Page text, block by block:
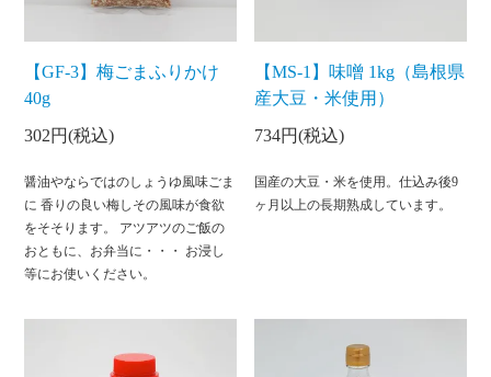
【GF-3】梅ごまふりかけ
40g
302円(税込)
醤油やならではのしょうゆ風味ごま
に 香りの良い梅しその風味が食欲
をそそります。 アツアツのご飯の
おともに、お弁当に・・・ お浸し
等にお使いください。
【MS-1】味噌 1kg（島根県
産大豆・米使用）
734円(税込)
国産の大豆・米を使用。仕込み後9
ヶ月以上の長期熟成しています。